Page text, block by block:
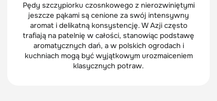
Pędy szczypiorku czosnkowego z nierozwiniętymi
jeszcze pąkami są cenione za swój intensywny
aromat i delikatną konsystencję. W Azji często
trafiają na patelnię w całości, stanowiąc podstawę
aromatycznych dań, a w polskich ogrodach i
kuchniach mogą być wyjątkowym urozmaiceniem
klasycznych potraw.